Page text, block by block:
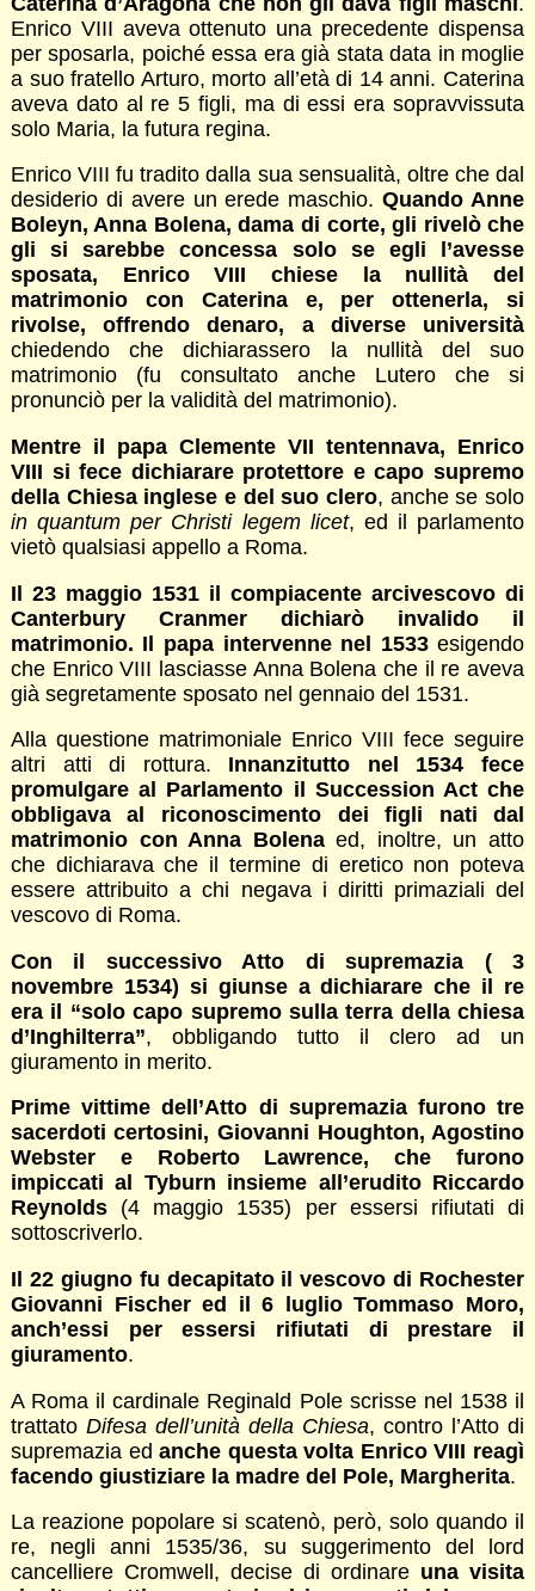
Enrico VIII aveva ottenuto una precedente dispensa
per sposarla, poiché essa era già stata data in moglie
a suo fratello Arturo, morto all’età di 14 anni. Caterina
aveva dato al re 5 figli, ma di essi era sopravvissuta
solo Maria, la futura regina.
Enrico VIII fu tradito dalla sua sensualità, oltre che dal
desiderio di avere un erede maschio.Quando Anne
Boleyn, Anna Bolena, dama di corte, gli rivelò che
gli si sarebbe concessa solo se egli l’avesse
sposata, Enrico VIII chiese la nullità del
matrimonio con Caterina e, per ottenerla, si
rivolse, offrendo denaro, a diverse università
chiedendo che dichiarassero la nullità del suo
matrimonio (fu consultato anche Lutero che si
pronunciò per la validità del matrimonio).
Mentre il papa Clemente VII tentennava, Enrico
VIII si fece dichiarare protettore e capo supremo
della Chiesa inglese e del suo clero, anche se solo
in quantum per Christi legem licet, ed il parlamento
vietò qualsiasi appello a Roma.
Il 23 maggio 1531 il compiacente arcivescovo di
Canterbury Cranmer dichiarò invalido il
matrimonio. Il papa intervenne nel 1533esigendo
che Enrico VIII lasciasse Anna Bolena che il re aveva
già segretamente sposato nel gennaio del 1531.
Alla questione matrimoniale Enrico VIII fece seguire
altri atti di rottura. Innanzitutto nel 1534 fece
promulgare al Parlamento il Succession Act che
obbligava al riconoscimento dei figli nati dal
matrimonio con Anna Bolenaed, inoltre, un atto
che dichiarava che il termine di eretico non poteva
essere attribuito a chi negava i diritti primaziali del
vescovo di Roma.
Con il successivo Atto di supremazia ( 3
novembre 1534) si giunse a dichiarare che il re
era il “solo capo supremo sulla terra della chiesa
d’Inghilterra”, obbligando tutto il clero ad un
giuramento in merito.
Prime vittime dell’Atto di supremazia furono tre
sacerdoti certosini, Giovanni Houghton, Agostino
Webster e Roberto Lawrence, che furono
impiccati al Tyburn insieme all’erudito Riccardo
Reynolds(4 maggio 1535) per essersi rifiutati di
sottoscriverlo.
Il 22 giugno fu decapitato il vescovo di Rochester
Giovanni Fischer ed il 6 luglio Tommaso Moro,
anch’essi per essersi rifiutati di prestare il
giuramento.
A Roma il cardinale Reginald Pole scrisse nel 1538 il
trattato Difesa dell’unità della Chiesa, contro l’Atto di
supremazia edanche questa volta Enrico VIII reagì
facendo giustiziare la madre del Pole, Margherita.
La reazione popolare si scatenò, però, solo quando il
re, negli anni 1535/36, su suggerimento del lord
cancelliere Cromwell, decise di ordinare una visita